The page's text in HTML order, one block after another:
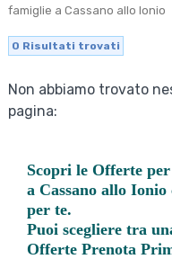
famiglie a Cassano allo Ionio
0 Risultati trovati
Non abbiamo trovato
pagina:
Scopri leOfferte per
a Cassano allo Ionio
per te.
Puoi scegliere tra
Offerte Prenota